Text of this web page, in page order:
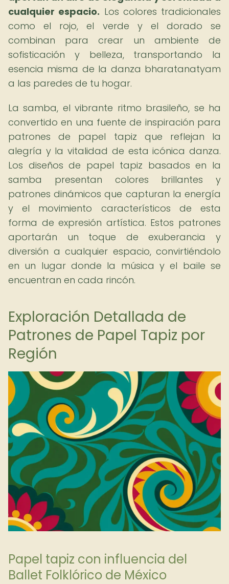
cualquier espacio. Los colores tradicionales
como el rojo, el verde y el dorado se
combinan para crear un ambiente de
sofisticación y belleza, transportando la
esencia misma de la danza bharatanatyam
a las paredes de tu hogar.
La samba, el vibrante ritmo brasileño, se ha
convertido en una fuente de inspiración para
patrones de papel tapiz que reflejan la
alegría y la vitalidad de esta icónica danza.
Los diseños de papel tapiz basados en la
samba presentan colores brillantes y
patrones dinámicos que capturan la energía
y el movimiento característicos de esta
forma de expresión artística. Estos patrones
aportarán un toque de exuberancia y
diversión a cualquier espacio, convirtiéndolo
en un lugar donde la música y el baile se
encuentran en cada rincón.
Exploración Detallada de
Patrones de Papel Tapiz por
Región
Papel tapiz con influencia del
Ballet Folklórico de México